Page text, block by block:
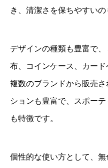
き、清潔さを保ちやすいの
デザインの種類も豊富で
布、コインケース、カー
複数のブランドから販売
ションも豊富で、スポー
も特徴です。
個性的な使い方として、